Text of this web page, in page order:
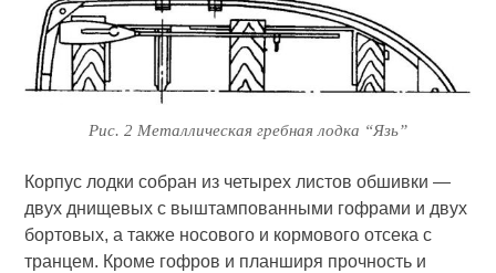
Рис. 2 Металлическая гребная лодка “Язь”
Корпус лодки собран из четырех листов обшивки —
двух днищевых с выштампованными гофрами и двух
бортовых, а также носового и кормового отсека с
транцем. Кроме гофров и планширя прочность и